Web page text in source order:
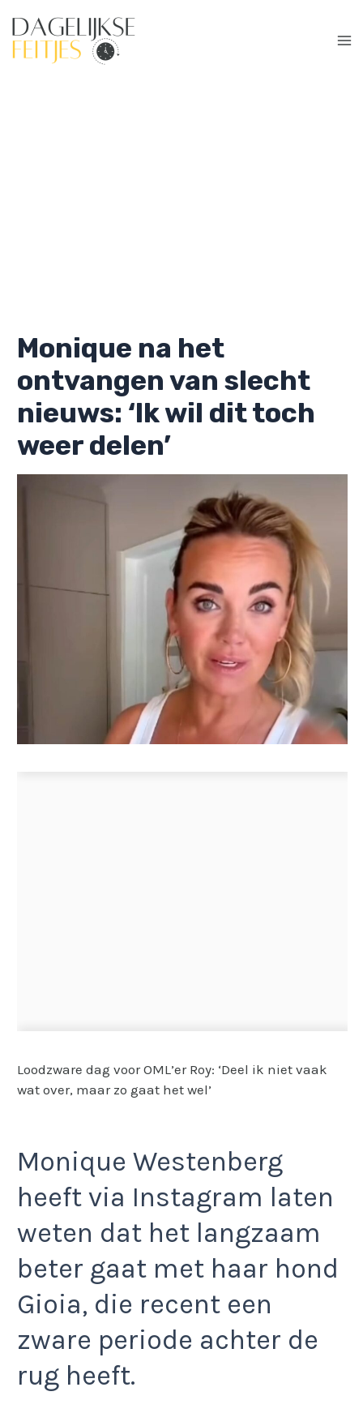
naar
Monique na het
ontvangen van slecht
nieuws: ‘Ik wil dit toch
weer delen’
Loodzware dag voor OML’er Roy: ‘Deel ik niet vaak
wat over, maar zo gaat het wel’
Monique Westenberg
heeft via Instagram laten
weten dat het langzaam
beter gaat met haar hond
Gioia, die recent een
zware periode achter de
rug heeft.